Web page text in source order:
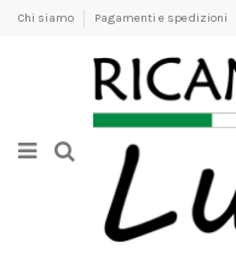
Chi siamo Pagamenti e spedizioni